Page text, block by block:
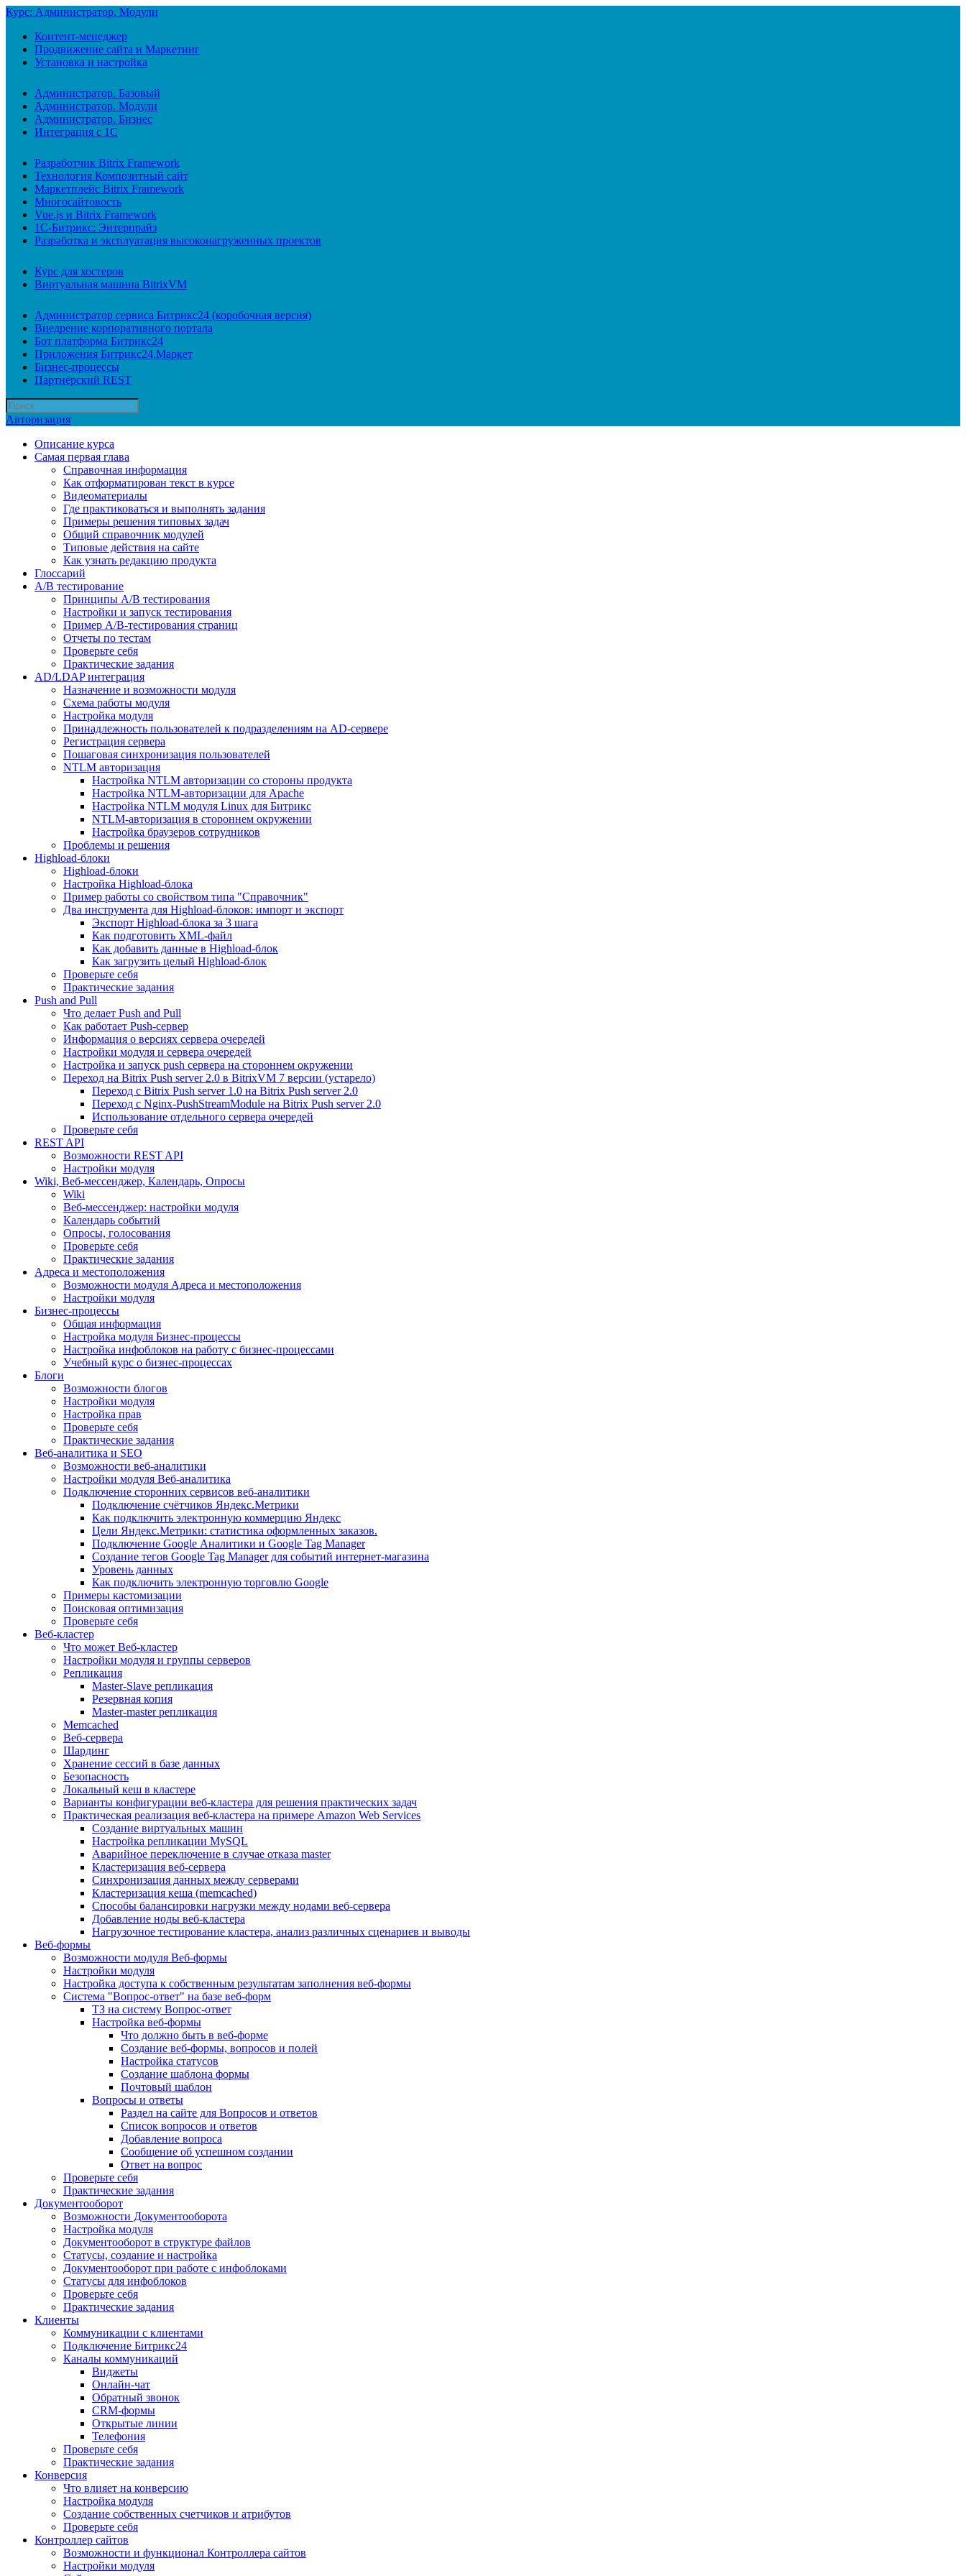
Курс: Администратор. Модули
Контент-менеджер
Продвижение сайта и Маркетинг
Установка и настройка
Администратор. Базовый
Администратор. Модули
Администратор. Бизнес
Интеграция с 1С
Разработчик Bitrix Framework
Технология Композитный сайт
Маркетплейс Bitrix Framework
Многосайтовость
Vue.js и Bitrix Framework
1С-Битрикс: Энтерпрайз
Разработка и эксплуатация высоконагруженных проектов
Курс для хостеров
Виртуальная машина BitrixVM
Администратор сервиса Битрикс24 (коробочная версия)
Внедрение корпоративного портала
Бот платформа Битрикс24
Приложения Битрикс24.Маркет
Бизнес-процессы
Партнёрский REST
Авторизация
Описание курса
Самая первая глава
Справочная информация
Как отформатирован текст в курсе
Видеоматериалы
Где практиковаться и выполнять задания
Примеры решения типовых задач
Общий справочник модулей
Типовые действия на сайте
Как узнать редакцию продукта
Глоссарий
A/B тестирование
Принципы A/B тестирования
Настройки и запуск тестирования
Пример A/B-тестирования страниц
Отчеты по тестам
Проверьте себя
Практические задания
AD/LDAP интеграция
Назначение и возможности модуля
Схема работы модуля
Настройка модуля
Принадлежность пользователей к подразделениям на AD-сервере
Регистрация сервера
Пошаговая синхронизация пользователей
NTLM авторизация
Настройка NTLM авторизации со стороны продукта
Настройка NTLM-авторизации для Apache
Настройка NTLM модуля Linux для Битрикс
NTLM-авторизация в стороннем окружении
Настройка браузеров сотрудников
Проблемы и решения
Highload-блоки
Highload-блоки
Настройка Highload-блока
Пример работы со свойством типа "Справочник"
Два инструмента для Highload-блоков: импорт и экспорт
Экспорт Highload-блока за 3 шага
Как подготовить XML-файл
Как добавить данные в Highload-блок
Как загрузить целый Highload-блок
Проверьте себя
Практические задания
Push and Pull
Что делает Push and Pull
Как работает Push-сервер
Информация о версиях сервера очередей
Настройки модуля и сервера очередей
Настройка и запуск push сервера на стороннем окружении
Переход на Bitrix Push server 2.0 в BitrixVM 7 версии (устарело)
Переход с Bitrix Push server 1.0 на Bitrix Push server 2.0
Переход с Nginx-PushStreamModule на Bitrix Push server 2.0
Использование отдельного сервера очередей
Проверьте себя
REST API
Возможности REST API
Настройки модуля
Wiki, Веб-мессенджер, Календарь, Опросы
Wiki
Веб-мессенджер: настройки модуля
Календарь событий
Опросы, голосования
Проверьте себя
Практические задания
Адреса и местоположения
Возможности модуля Адреса и местоположения
Настройки модуля
Бизнес-процессы
Общая информация
Настройка модуля Бизнес-процессы
Настройка инфоблоков на работу с бизнес-процессами
Учебный курс о бизнес-процессах
Блоги
Возможности блогов
Настройки модуля
Настройка прав
Проверьте себя
Практические задания
Веб-аналитика и SEO
Возможности веб-аналитики
Настройки модуля Веб-аналитика
Подключение сторонних сервисов веб-аналитики
Подключение счётчиков Яндекс.Метрики
Как подключить электронную коммерцию Яндекс
Цели Яндекс.Метрики: статистика оформленных заказов.
Подключение Google Аналитики и Google Tag Manager
Создание тегов Google Tag Manager для событий интернет-магазина
Уровень данных
Как подключить электронную торговлю Google
Примеры кастомизации
Поисковая оптимизация
Проверьте себя
Веб-кластер
Что может Веб-кластер
Настройки модуля и группы серверов
Репликация
Master-Slave репликация
Резервная копия
Master-master репликация
Memcached
Веб-сервера
Шардинг
Хранение сессий в базе данных
Безопасность
Локальный кеш в кластере
Варианты конфигурации веб-кластера для решения практических задач
Практическая реализация веб-кластера на примере Amazon Web Services
Создание виртуальных машин
Настройка репликации MySQL
Аварийное переключение в случае отказа master
Кластеризация веб-сервера
Синхронизация данных между серверами
Кластеризация кеша (memcached)
Способы балансировки нагрузки между нодами веб-сервера
Добавление ноды веб-кластера
Нагрузочное тестирование кластера, анализ различных сценариев и выводы
Веб-формы
Возможности модуля Веб-формы
Настройки модуля
Настройка доступа к собственным результатам заполнения веб-формы
Система "Вопрос-ответ" на базе веб-форм
ТЗ на систему Вопрос-ответ
Настройка веб-формы
Что должно быть в веб-форме
Создание веб-формы, вопросов и полей
Настройка статусов
Создание шаблона формы
Почтовый шаблон
Вопросы и ответы
Раздел на сайте для Вопросов и ответов
Список вопросов и ответов
Добавление вопроса
Сообщение об успешном создании
Ответ на вопрос
Проверьте себя
Практические задания
Документооборот
Возможности Документооборота
Настройка модуля
Документооборот в структуре файлов
Статусы, создание и настройка
Документооборот при работе с инфоблоками
Статусы для инфоблоков
Проверьте себя
Практические задания
Клиенты
Коммуникации с клиентами
Подключение Битрикс24
Каналы коммуникаций
Виджеты
Онлайн-чат
Обратный звонок
CRM-формы
Открытые линии
Телефония
Проверьте себя
Практические задания
Конверсия
Что влияет на конверсию
Настройка модуля
Создание собственных счетчиков и атрибутов
Проверьте себя
Контроллер сайтов
Возможности и функционал Контроллера сайтов
Настройки модуля